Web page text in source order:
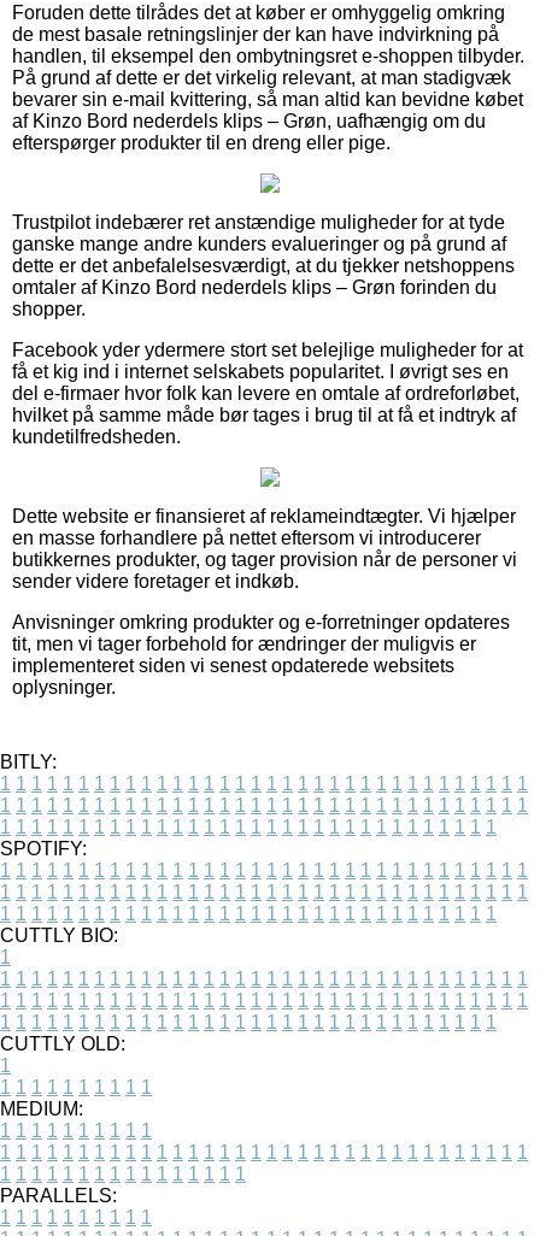
Foruden dette tilrådes det at køber er omhyggelig omkring
de mest basale retningslinjer der kan have indvirkning på
handlen, til eksempel den ombytningsret e-shoppen tilbyder.
På grund af dette er det virkelig relevant, at man stadigvæk
bevarer sin e-mail kvittering, så man altid kan bevidne købet
af Kinzo Bord nederdels klips – Grøn, uafhængig om du
efterspørger produkter til en dreng eller pige.
Trustpilot indebærer ret anstændige muligheder for at tyde
ganske mange andre kunders evalueringer og på grund af
dette er det anbefalelsesværdigt, at du tjekker netshoppens
omtaler af Kinzo Bord nederdels klips – Grøn forinden du
shopper.
Facebook yder ydermere stort set belejlige muligheder for at
få et kig ind i internet selskabets popularitet. I øvrigt ses en
del e-firmaer hvor folk kan levere en omtale af ordreforløbet,
hvilket på samme måde bør tages i brug til at få et indtryk af
kundetilfredsheden.
Dette website er finansieret af reklameindtægter. Vi hjælper
en masse forhandlere på nettet eftersom vi introducerer
butikkernes produkter, og tager provision når de personer vi
sender videre foretager et indkøb.
Anvisninger omkring produkter og e-forretninger opdateres
tit, men vi tager forbehold for ændringer der muligvis er
implementeret siden vi senest opdaterede websitets
oplysninger.
BITLY:
1 1 1 1 1 1 1 1 1 1 1 1 1 1 1 1 1 1 1 1 1 1 1 1 1 1 1 1 1 1 1 1 1 1
1 1 1 1 1 1 1 1 1 1 1 1 1 1 1 1 1 1 1 1 1 1 1 1 1 1 1 1 1 1 1 1 1 1
1 1 1 1 1 1 1 1 1 1 1 1 1 1 1 1 1 1 1 1 1 1 1 1 1 1 1 1 1 1 1 1
SPOTIFY:
1 1 1 1 1 1 1 1 1 1 1 1 1 1 1 1 1 1 1 1 1 1 1 1 1 1 1 1 1 1 1 1 1 1
1 1 1 1 1 1 1 1 1 1 1 1 1 1 1 1 1 1 1 1 1 1 1 1 1 1 1 1 1 1 1 1 1 1
1 1 1 1 1 1 1 1 1 1 1 1 1 1 1 1 1 1 1 1 1 1 1 1 1 1 1 1 1 1 1 1
CUTTLY BIO:
1
1 1 1 1 1 1 1 1 1 1 1 1 1 1 1 1 1 1 1 1 1 1 1 1 1 1 1 1 1 1 1 1 1 1
1 1 1 1 1 1 1 1 1 1 1 1 1 1 1 1 1 1 1 1 1 1 1 1 1 1 1 1 1 1 1 1 1 1
1 1 1 1 1 1 1 1 1 1 1 1 1 1 1 1 1 1 1 1 1 1 1 1 1 1 1 1 1 1 1 1
CUTTLY OLD:
1
1 1 1 1 1 1 1 1 1 1
MEDIUM:
1 1 1 1 1 1 1 1 1 1
1 1 1 1 1 1 1 1 1 1 1 1 1 1 1 1 1 1 1 1 1 1 1 1 1 1 1 1 1 1 1 1 1 1
1 1 1 1 1 1 1 1 1 1 1 1 1 1 1 1
PARALLELS:
1 1 1 1 1 1 1 1 1 1